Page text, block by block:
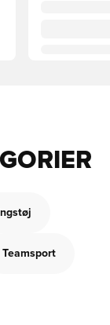
Teamsport